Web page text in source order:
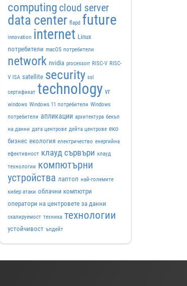
computing cloud server
data center flapd future
innovation internet Linux
потребители macOS потребители
network nvidia processorr RISC-V RISC-
V ISA satellite security ssl
сертификат technology vr
windows Windows 11 потребители Windows
потребители апликации архитектура бекъп
на данни дата центрове дейта центрове еко
бизнес екология електричество енергийна
ефективност клауд сървъри клауд
технологии компютърни
устройства лаптоп най-големите
кибер атаки облачни компютри
оператори на центровете за данни
скалируемост техника технологии
устойчивост ъпдейт